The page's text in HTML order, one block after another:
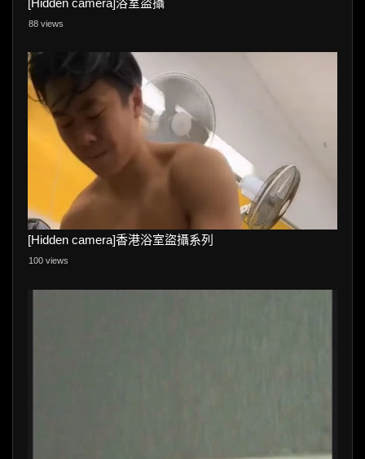
88 views
[Hidden camera]香港浴室盜攝系列
100 views